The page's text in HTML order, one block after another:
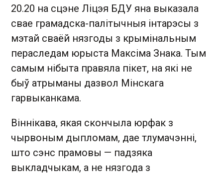
20.20 на сцэне Ліцэя БДУ яна выказала
свае грамадска-палітычныя інтарэсы з
мэтай сваёй нязгоды з крымінальным
пераследам юрыста Максіма Знака. Тым
самым нібыта правяла пікет, на які не
быў атрыманы дазвол Мінскага
гарвыканкама.
Віннікава, якая скончыла юрфак з
чырвоным дыпломам, дае тлумачэнні,
што сэнс прамовы — падзяка
выкладчыкам, а не нязгода з